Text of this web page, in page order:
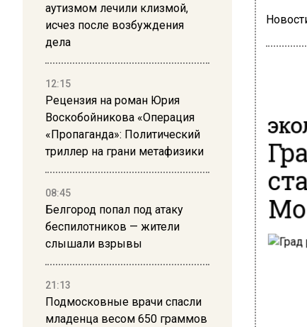
аутизмом лечили клизмой,
исчез после возбуждения
дела
12:15
Рецензия на роман Юрия
Воскобойникова «Операция
«Пропаганда»: Политический
триллер на грани метафизики
08:45
Белгород попал под атаку
беспилотников — жители
слышали взрывы
21:13
Подмосковные врачи спасли
младенца весом 650 граммов